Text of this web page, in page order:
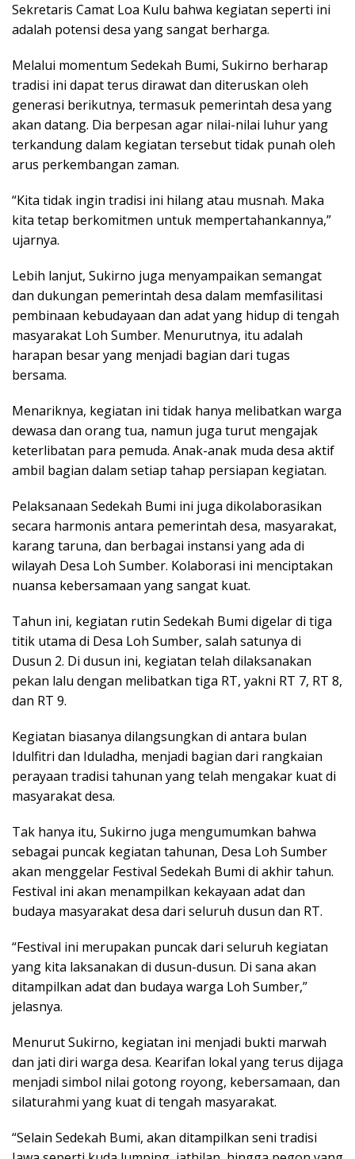
Sekretaris Camat Loa Kulu bahwa kegiatan seperti ini
adalah potensi desa yang sangat berharga.
Melalui momentum Sedekah Bumi, Sukirno berharap
tradisi ini dapat terus dirawat dan diteruskan oleh
generasi berikutnya, termasuk pemerintah desa yang
akan datang. Dia berpesan agar nilai-nilai luhur yang
terkandung dalam kegiatan tersebut tidak punah oleh
arus perkembangan zaman.
“Kita tidak ingin tradisi ini hilang atau musnah. Maka
kita tetap berkomitmen untuk mempertahankannya,”
ujarnya.
Lebih lanjut, Sukirno juga menyampaikan semangat
dan dukungan pemerintah desa dalam memfasilitasi
pembinaan kebudayaan dan adat yang hidup di tengah
masyarakat Loh Sumber. Menurutnya, itu adalah
harapan besar yang menjadi bagian dari tugas
bersama.
Menariknya, kegiatan ini tidak hanya melibatkan warga
dewasa dan orang tua, namun juga turut mengajak
keterlibatan para pemuda. Anak-anak muda desa aktif
ambil bagian dalam setiap tahap persiapan kegiatan.
Pelaksanaan Sedekah Bumi ini juga dikolaborasikan
secara harmonis antara pemerintah desa, masyarakat,
karang taruna, dan berbagai instansi yang ada di
wilayah Desa Loh Sumber. Kolaborasi ini menciptakan
nuansa kebersamaan yang sangat kuat.
Tahun ini, kegiatan rutin Sedekah Bumi digelar di tiga
titik utama di Desa Loh Sumber, salah satunya di
Dusun 2. Di dusun ini, kegiatan telah dilaksanakan
pekan lalu dengan melibatkan tiga RT, yakni RT 7, RT 8,
dan RT 9.
Kegiatan biasanya dilangsungkan di antara bulan
Idulfitri dan Iduladha, menjadi bagian dari rangkaian
perayaan tradisi tahunan yang telah mengakar kuat di
masyarakat desa.
Tak hanya itu, Sukirno juga mengumumkan bahwa
sebagai puncak kegiatan tahunan, Desa Loh Sumber
akan menggelar Festival Sedekah Bumi di akhir tahun.
Festival ini akan menampilkan kekayaan adat dan
budaya masyarakat desa dari seluruh dusun dan RT.
“Festival ini merupakan puncak dari seluruh kegiatan
yang kita laksanakan di dusun-dusun. Di sana akan
ditampilkan adat dan budaya warga Loh Sumber,”
jelasnya.
Menurut Sukirno, kegiatan ini menjadi bukti marwah
dan jati diri warga desa. Kearifan lokal yang terus dijaga
menjadi simbol nilai gotong royong, kebersamaan, dan
silaturahmi yang kuat di tengah masyarakat.
“Selain Sedekah Bumi, akan ditampilkan seni tradisi